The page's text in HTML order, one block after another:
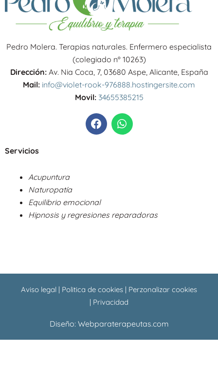
Pedro Molera. Terapias naturales. Enfermero especialista
(colegiado nº 10263)
Dirección: Av. Nia Coca, 7, 03680 Aspe, Alicante, España
Mail: info@violet-rook-976888.hostingersite.com
Movil: 34655385215
F
a
c
W
h
a
Servicios
Acupuntura
Naturopatía
Equilibrio emocional
Hipnosis y regresiones reparadoras
Aviso legal | Politica de cookies | Perzonalizar cookies
| Privacidad
Diseño: Webparaterapeutas.com